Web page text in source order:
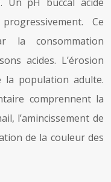
Ce
la consommation
acides. L’érosion
la population adulte.
comprennent la
l’amincissement de
de la couleur des